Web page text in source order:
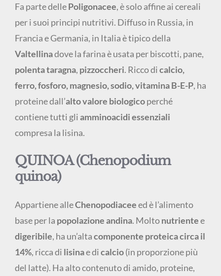
Fa parte dellePoligonacee, è solo affine ai cereali
per i suoi principi nutritivi. Diffuso in Russia, in
Francia e Germania, in Italia è tipico della
Valtellinadove la farina è usata per biscotti, pane,
polenta taragna, pizzoccheri. Ricco dicalcio,
ferro, fosforo, magnesio, sodio, vitamina B-E-P, ha
proteine dall’alto valore biologicoperché
contiene tutti gliamminoacidi essenziali
compresa la lisina.
QUINOA (Chenopodium
quinoa)
Appartiene alleChenopodiaceeed è l’alimento
base per la popolazione andina. Moltonutrientee
digeribile, ha un’altacomponente proteica circa il
14%, ricca di lisinae dicalcio(in proporzione più
del latte). Ha alto contenuto di amido, proteine,